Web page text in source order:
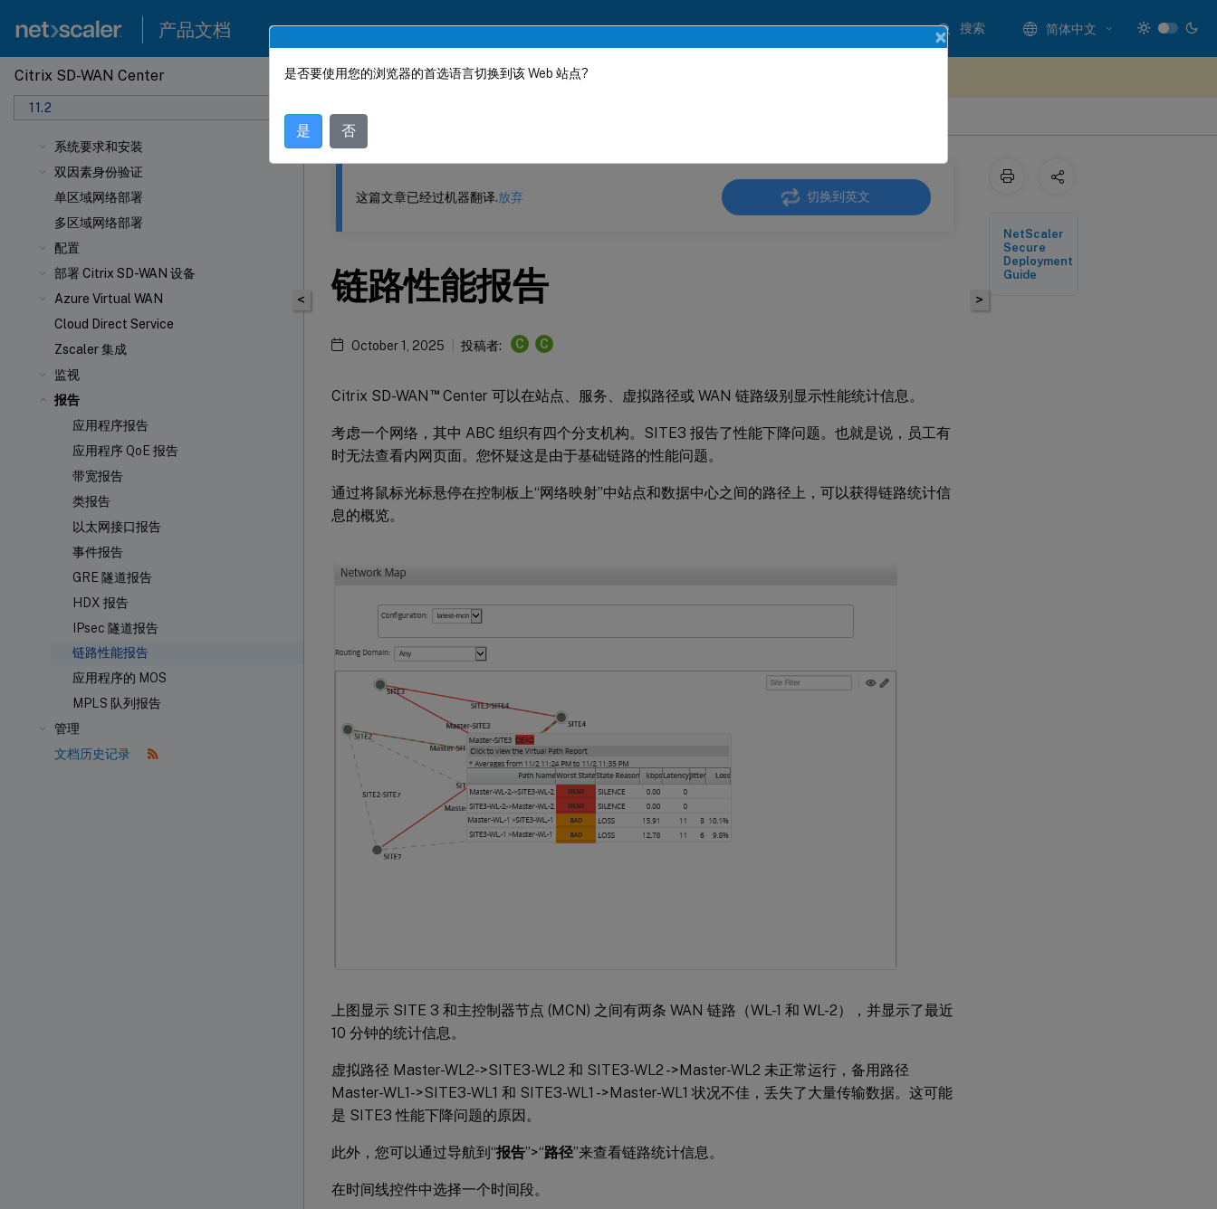
产品文档 搜索 简体中文
Citrix SD-WAN Center
11.2
系统要求和安装
双因素身份验证
单区域网络部署
多区域网络部署
配置
部署 Citrix SD-WAN 设备
Azure Virtual WAN
Cloud Direct Service
Zscaler 集成
监视
报告
应用程序报告
应用程序 QoE 报告
带宽报告
类报告
以太网接口报告
事件报告
GRE 隧道报告
HDX 报告
IPsec 隧道报告
链路性能报告
应用程序的 MOS
MPLS 队列报告
管理
文档历史记录
此内容已经过机器动态翻译。
<
这篇文章已经过机器翻译.放弃 切换到英文
链路性能报告
October 1, 2025 投稿者: C C
Citrix SD-WAN ™Center 可以在站点、服务、虚拟路径或 WAN 链路级别显示性能统计信息。
考虑一个网络，其中 ABC 组织有四个分支机构。SITE3 报告了性能下降问题。也就是说，员工有
时无法查看内网页面。您怀疑这是由于基础链路的性能问题。
通过将鼠标光标悬停在控制板上“网络映射”中站点和数据中心之间的路径上，可以获得链路统计信
息的概览。
上图显示 SITE 3 和主控制器节点 (MCN) 之间有两条 WAN 链路（WL-1 和 WL-2），并显示了最近
10 分钟的统计信息。
虚拟路径 Master-WL2->SITE3-WL2 和 SITE3-WL2 ->Master-WL2 未正常运行，备用路径
Master-WL1->SITE3-WL1 和 SITE3-WL1 ->Master-WL1 状况不佳，丢失了大量传输数据。这可能
是 SITE3 性能下降问题的原因。
此外，您可以通过导航到“报告”>“路径”来查看链路统计信息。
在时间线控件中选择一个时间段。
>
NetScaler
Secure
Deployment
Guide
×
是否要使用您的浏览器的首选语言切换到该 Web 站点?
是 否